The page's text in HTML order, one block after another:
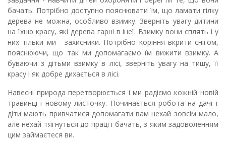
бачать. Потрібно доступно пояснювати їм, що ламати гілку
дерева не можна, особливо взимку. Зверніть увагу дитини
на їхню красу, які дерева гарні в інеї. Взимку вони сплять і у
них тільки ми - захисники. Потрібно коріння вкрити снігом,
пояснюючи, що так ми допомагаємо їм вижити взимку. А
буваючи з дітьми взимку в лісі, зверніть увагу на тишу, її
красу і як добре дихається в лісі.
Навесні природа перетворюється і ми радіємо кожній новій
травинці і новомулисточку. Починається робота на дачі і
дітимають привчатися допомагати вам нехай зовсім мало,
аленехай тягнутьсядо праці і бачать, з яким задоволенням
цим займаєтеся ви.